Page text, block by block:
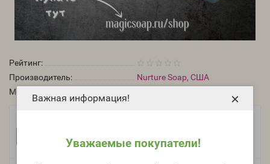
Важная информация!
Уважаемые покупатели!
×
Рейтинг:
Производитель:
Nurture Soap, США
Модель:
775 руб.